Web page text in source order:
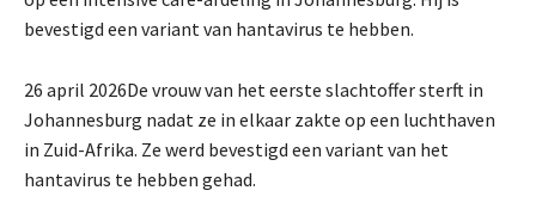
bevestigd een variant van hantavirus te hebben.
26 april 2026De vrouw van het eerste slachtoffer sterft in
Johannesburg nadat ze in elkaar zakte op een luchthaven
in Zuid-Afrika. Ze werd bevestigd een variant van het
hantavirus te hebben gehad.